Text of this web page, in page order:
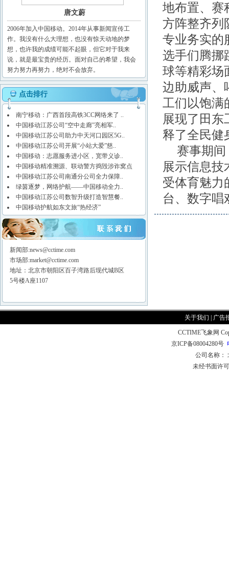
唐文蔚
2006年加入中国移动。2014年从事新闻宣传工
作。我没有什么大理想，也没有惊天动地的梦
想，也许我的成绩可能不起眼，但它对于我来
说，就是最宝贵的经历。面对自己的希望，我会
努力努力再努力，绝对不会放弃。
点击排行
南宁移动：广西首段高铁3CC网络来了 ..
中国移动江苏公司“空中走廊”亮相军..
中国移动江苏公司助力中天河口园区5G..
中国移动江苏公司开展“小站大爱”慈..
中国移动：志愿服务进小区，宽带义诊..
中国移动精准溯源、联动警方捣毁涉诈窝点
中国移动江苏公司南通分公司全力保障..
绿茵逐梦，网络护航——中国移动全力..
中国移动江苏公司数智升级打造智慧餐..
中国移动护航如东文旅“热经济”
新闻部:news@cctime.com
市场部:market@cctime.com
地址：北京市朝阳区百子湾路后现代城B区
5号楼A座1107
地布置、赛
方阵整齐列
专业务实的
选手们腾挪
球等精彩场
边助威声、
工们以饱满
展现了田东
释了全民健
赛事期
展示信息技
受体育魅力
台、数字唱
关于我们 广告
CCTIME飞象网
京ICP备08004280号
公司名称：
未经书面许